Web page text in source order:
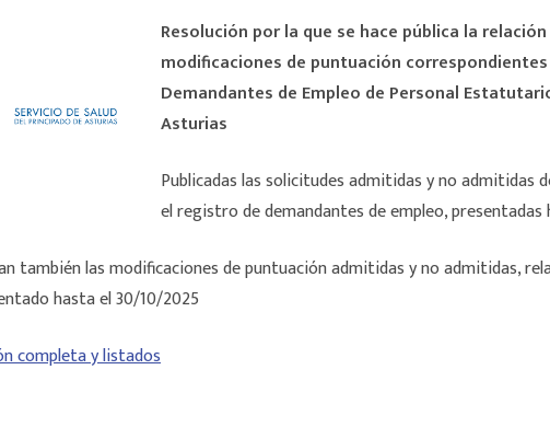
Resolución por la que se hace pública la
modificaciones de puntuación
Demandantes de Empleo de Personal
Asturias
Publicadas las solicitudes admitidas y no admitidas
el registro de demandantes de empleo,
también las modificaciones de puntuación admitidas y no admitidas,
hasta el 30/10/2025
completa y listados